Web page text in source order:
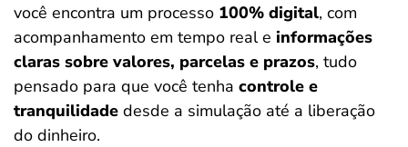
você encontra um processo 100% digital, com
acompanhamento em tempo real e informações
claras sobre valores, parcelas e prazos, tudo
pensado para que você tenha controle e
tranquilidade desde a simulação até a liberação
do dinheiro.